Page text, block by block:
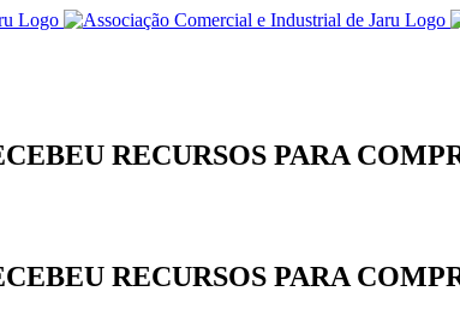
RECURSOS PARA
RECURSOS PARA